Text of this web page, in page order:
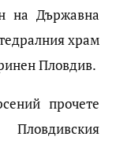
на Държавна
храм
Пловдив.
прочете